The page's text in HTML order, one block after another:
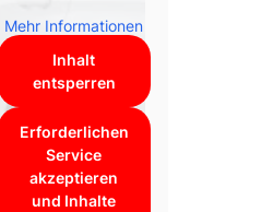
Mehr Informationen
Inhalt
entsperren
Erforderlichen
Service
akzeptieren
und Inhalte